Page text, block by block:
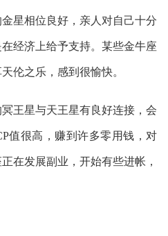
星相位良好，亲人对自己十分
经济上给予支持。某些金牛座
伦之乐，感到很愉快。
王星与天王星有良好连接，会
值很高，赚到许多零用钱，对
在发展副业，开始有些进帐，